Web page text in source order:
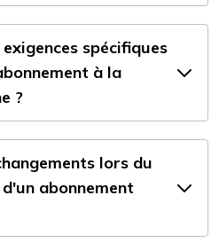
spécifiques
à la
?
lors du
abonnement